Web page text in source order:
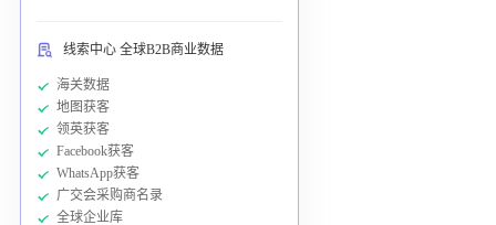
线索中心 全球B2B商业数据
海关数据
地图获客
领英获客
Facebook获客
WhatsApp获客
广交会采购商名录
全球企业库